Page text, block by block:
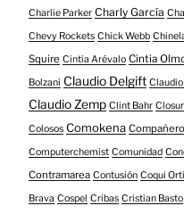
Charlie Parker Charly García
Chevy Rockets Chick Webb
Squire Cintia Arévalo Cintia
Bolzani Claudio Delgift
Claudio Zemp Clint Bahr
Colosos Comokena
Computerchemist Comunidad
Contramarea Contusión Coqui
Brava Cospel Cribas Cristian Basto